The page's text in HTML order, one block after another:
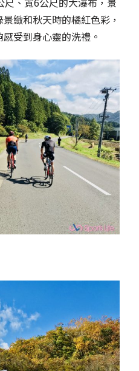
緻和秋天時的橘紅色彩，
受到身心靈的洗禮。